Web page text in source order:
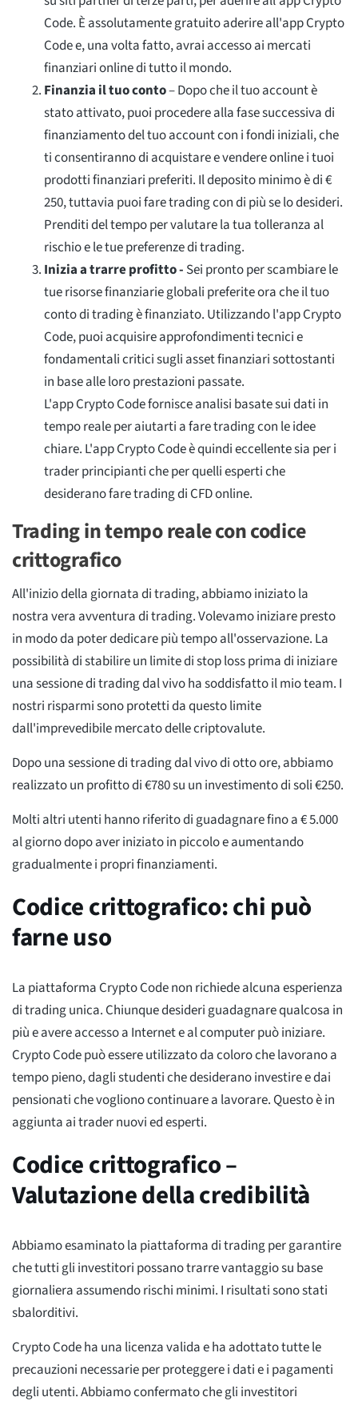
Code. È assolutamente gratuito aderire all'app Crypto
Code e, una volta fatto, avrai accesso ai mercati
finanziari online di tutto il mondo.
Finanzia il tuo conto– Dopo che il tuo account è
stato attivato, puoi procedere alla fase successiva di
finanziamento del tuo account con i fondi iniziali, che
ti consentiranno di acquistare e vendere online i tuoi
prodotti finanziari preferiti. Il deposito minimo è di €
250, tuttavia puoi fare trading con di più se lo desideri.
Prenditi del tempo per valutare la tua tolleranza al
rischio e le tue preferenze di trading.
Inizia a trarre profitto - Sei pronto per scambiare le
tue risorse finanziarie globali preferite ora che il tuo
conto di trading è finanziato. Utilizzando l'app Crypto
Code, puoi acquisire approfondimenti tecnici e
fondamentali critici sugli asset finanziari sottostanti
in base alle loro prestazioni passate.
L'app Crypto Code fornisce analisi basate sui dati in
tempo reale per aiutarti a fare trading con le idee
chiare. L'app Crypto Code è quindi eccellente sia per i
trader principianti che per quelli esperti che
desiderano fare trading di CFD online.
Trading in tempo reale con codice
crittografico
All'inizio della giornata di trading, abbiamo iniziato la
nostra vera avventura di trading. Volevamo iniziare presto
in modo da poter dedicare più tempo all'osservazione. La
possibilità di stabilire un limite di stop loss prima di iniziare
una sessione di trading dal vivo ha soddisfatto il mio team. I
nostri risparmi sono protetti da questo limite
dall'imprevedibile mercato delle criptovalute.
Dopo una sessione di trading dal vivo di otto ore, abbiamo
realizzato un profitto di €780 su un investimento di soli €250.
Molti altri utenti hanno riferito di guadagnare fino a € 5.000
al giorno dopo aver iniziato in piccolo e aumentando
gradualmente i propri finanziamenti.
Codice crittografico: chi può
farne uso
La piattaforma Crypto Code non richiede alcuna esperienza
di trading unica. Chiunque desideri guadagnare qualcosa in
più e avere accesso a Internet e al computer può iniziare.
Crypto Code può essere utilizzato da coloro che lavorano a
tempo pieno, dagli studenti che desiderano investire e dai
pensionati che vogliono continuare a lavorare. Questo è in
aggiunta ai trader nuovi ed esperti.
Codice crittografico –
Valutazione della credibilità
Abbiamo esaminato la piattaforma di trading per garantire
che tutti gli investitori possano trarre vantaggio su base
giornaliera assumendo rischi minimi. I risultati sono stati
sbalorditivi.
Crypto Code ha una licenza valida e ha adottato tutte le
precauzioni necessarie per proteggere i dati e i pagamenti
degli utenti. Abbiamo confermato che gli investitori